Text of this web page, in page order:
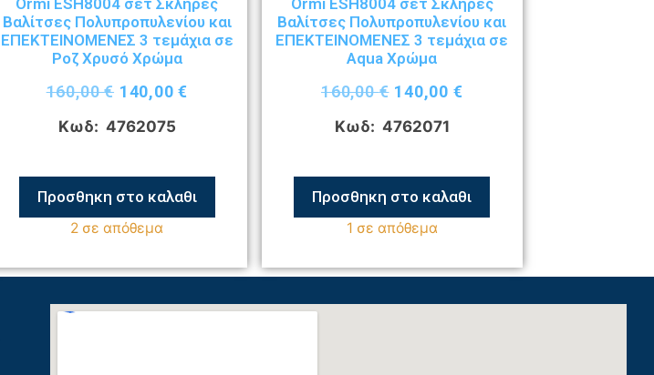
Ormi ESH8004 σετ Σκληρές
Βαλίτσες Πολυπροπυλενίου και
ΕΠΕΚΤΕΙΝΟΜΕΝΕΣ 3 τεμάχια σε
Ροζ Χρυσό Χρώμα
160,00€ 140,00€
Κωδ: 4762075
Προσθηκη στο καλαθι
2 σε απόθεμα
Ormi ESH8004 σετ Σκληρές
Βαλίτσες Πολυπροπυλενίου και
ΕΠΕΚΤΕΙΝΟΜΕΝΕΣ 3 τεμάχια σε
Aqua Χρώμα
160,00€ 140,00 €
Κωδ: 4762071
Προσθηκη στο καλαθι
1 σε απόθεμα